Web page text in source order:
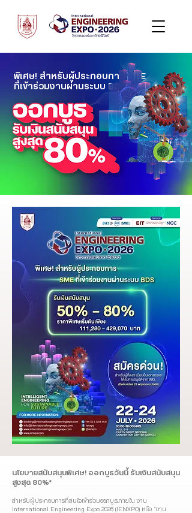
พิเศษ! สำหรับผู้ประกอบการ SME
ที่เข้าร่วมงานผ่านระบบ BDS
นโยบายสนับสนุนพิเศษ! ออกบูธวันนี้ รับเงินสนับสนุน
สูงสุด 80%*
สำหรับผู้ประกอบการที่สนใจเข้าร่วมออกบูธภายใน งาน
International Engineering Expo 2026 (IENXPO) หรือ “งาน